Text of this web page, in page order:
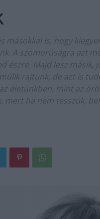
másokkal is, hogy
A szomorúságra azt
észre. Majd lesz
rajtunk, de azt is
életünkben, mint az
mert ha nem tesszük,